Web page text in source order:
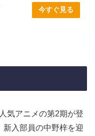
今すぐ見る
気アニメの第2期が登
入部員の中野梓を迎